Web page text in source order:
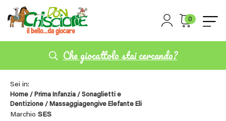
0
Che giocattolo stai cercando?
Sei in:
Home / Prima Infanzia / Sonaglietti e
Dentizione / Massaggiagengive Elefante Eli
Marchio SES